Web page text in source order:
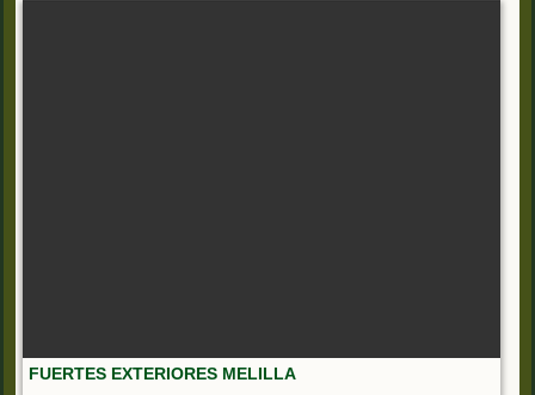
FUERTES EXTERIORES MELILLA